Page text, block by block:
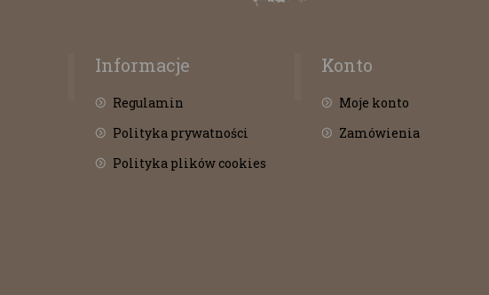
Informacje
Regulamin
Polityka prywatności
Polityka plików cookies
Konto
Moje konto
Zamówienia